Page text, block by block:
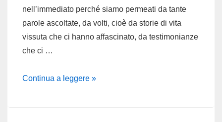
nell’immediato perché siamo permeati da tante
parole ascoltate, da volti, cioè da storie di vita
vissuta che ci hanno affascinato, da testimonianze
che ci …
Intervento
Continua a leggere »